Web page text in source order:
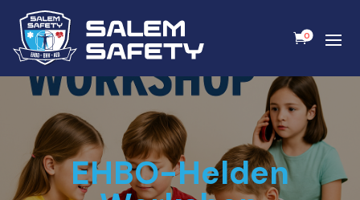
0
EHBO-Helden